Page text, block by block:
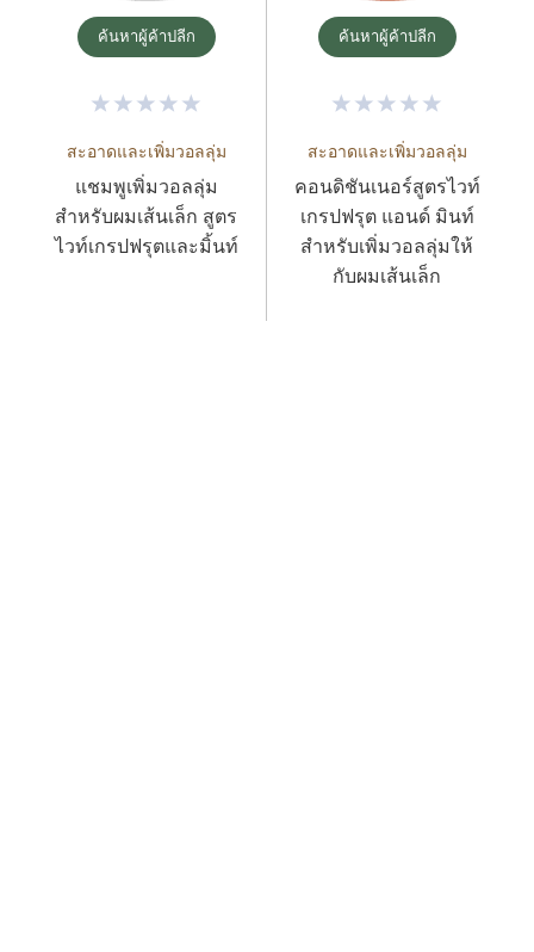
ค้นหาผู้ค้าปลีก
สะอาดและเพิ่มวอลลุ่ม
แชมพูเพิ่มวอลลุ่ม
สำหรับผมเส้นเล็ก สูตร
ไวท์เกรปฟรุตและมิ้นท์
ค้นหาผู้ค้าปลีก
สะอาดและเพิ่มวอลลุ่ม
คอนดิชันเนอร์สูตรไวท์
เกรปฟรุต แอนด์ มินท์
สำหรับเพิ่มวอลลุ่มให้
กับผมเส้นเล็ก